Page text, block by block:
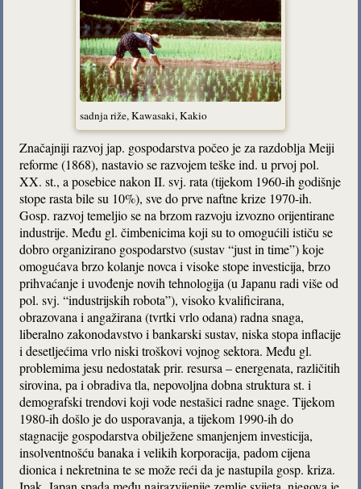
sadnja riže, Kawasaki, Kakio
Značajniji razvoj jap. gospodarstva počeo je za razdoblja Meiji
reforme (1868), nastavio se razvojem teške ind. u prvoj pol.
XX. st., a posebice nakon II. svj. rata (tijekom 1960-ih godišnje
stope rasta bile su 10%), sve do prve naftne krize 1970-ih.
Gosp. razvoj temeljio se na brzom razvoju izvozno orijentirane
industrije. Među gl. čimbenicima koji su to omogućili ističu se
dobro organizirano gospodarstvo (sustav “just in time”) koje
omogućava brzo kolanje novca i visoke stope investicija, brzo
prihvaćanje i uvođenje novih tehnologija (u Japanu radi više od
pol. svj. “industrijskih robota”), visoko kvalificirana,
obrazovana i angažirana (tvrtki vrlo odana) radna snaga,
liberalno zakonodavstvo i bankarski sustav, niska stopa inflacije
i desetljećima vrlo niski troškovi vojnog sektora. Među gl.
problemima jesu nedostatak prir. resursa – energenata, različitih
sirovina, pa i obradiva tla, nepovoljna dobna struktura st. i
demografski trendovi koji vode nestašici radne snage. Tijekom
1980-ih došlo je do usporavanja, a tijekom 1990-ih do
stagnacije gospodarstva obilježene smanjenjem investicija,
insolventnošću banaka i velikih korporacija, padom cijena
dionica i nekretnina te se može reći da je nastupila gosp. kriza.